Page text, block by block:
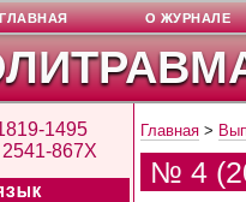
1495
2541-867X
О ЖУРНАЛЕ
Главная >
№ 4